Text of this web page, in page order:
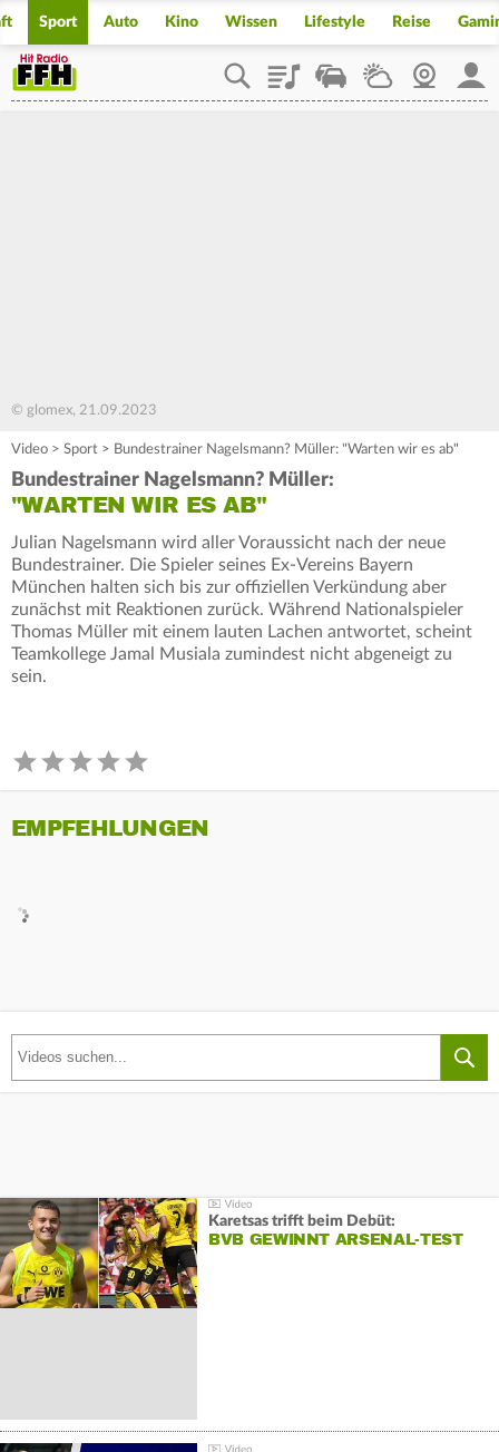
Sport Auto Kino Wissen Lifestyle Reise
PlaylistStaupilotWetterWebcam
© glomex, 21.09.2023
Video > Sport > Bundestrainer Nagelsmann? Müller: "Warten wir es ab"
Bundestrainer Nagelsmann? Müller:
"WARTEN WIR ES AB"
Julian Nagelsmann wird aller Voraussicht nach der neue
Bundestrainer. Die Spieler seines Ex-Vereins Bayern
München halten sich bis zur offiziellen Verkündung aber
zunächst mit Reaktionen zurück. Während Nationalspieler
Thomas Müller mit einem lauten Lachen antwortet, scheint
Teamkollege Jamal Musiala zumindest nicht abgeneigt zu
sein.
EMPFEHLUNGEN
Karetsas trifft beim Debüt:
BVB GEWINNT ARSENAL-TEST